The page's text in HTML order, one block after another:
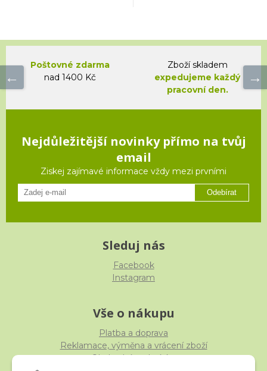
Poštovné zdarma
nad 1400 Kč
Zboží skladem
expedujeme každý
pracovní den.
Nejdůležitější novinky přímo na tvůj
email
Ziskej zajímavé informace vždy mezi prvními
Odebírat
Sleduj nás
Facebook
Instagram
Vše o nákupu
Platba a doprava
Reklamace, výměna a vrácení zboží
Obchodní podmínky